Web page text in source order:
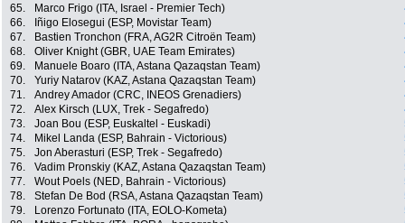
65.
Marco Frigo (ITA, Israel - Premier Tech)
66.
Iñigo Elosegui (ESP, Movistar Team)
67.
Bastien Tronchon (FRA, AG2R Citroën Team)
68.
Oliver Knight (GBR, UAE Team Emirates)
69.
Manuele Boaro (ITA, Astana Qazaqstan Team)
70.
Yuriy Natarov (KAZ, Astana Qazaqstan Team)
71.
Andrey Amador (CRC, INEOS Grenadiers)
72.
Alex Kirsch (LUX, Trek - Segafredo)
73.
Joan Bou (ESP, Euskaltel - Euskadi)
74.
Mikel Landa (ESP, Bahrain - Victorious)
75.
Jon Aberasturi (ESP, Trek - Segafredo)
76.
Vadim Pronskiy (KAZ, Astana Qazaqstan Team)
77.
Wout Poels (NED, Bahrain - Victorious)
78.
Stefan De Bod (RSA, Astana Qazaqstan Team)
79.
Lorenzo Fortunato (ITA, EOLO-Kometa)